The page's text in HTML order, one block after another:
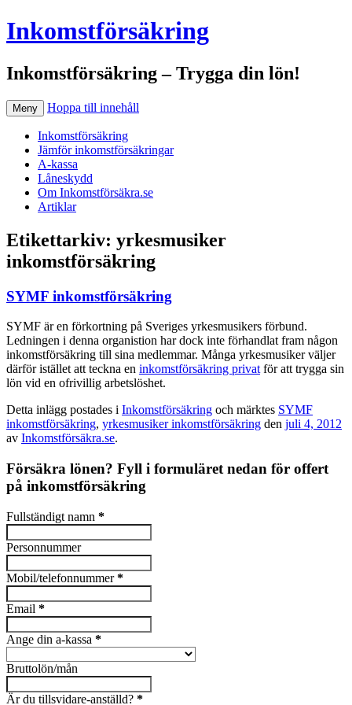
Inkomstförsäkring
Inkomstförsäkring – Trygga din lön!
Meny Hoppa till innehåll
Inkomstförsäkring
Jämför inkomstförsäkringar
A-kassa
Låneskydd
Om Inkomstförsäkra.se
Artiklar
Etikettarkiv: yrkesmusiker
inkomstförsäkring
SYMF inkomstförsäkring
SYMF är en förkortning på Sveriges yrkesmusikers förbund.
Ledningen i denna organistion har dock inte förhandlat fram någon
inkomstförsäkring till sina medlemmar. Många yrkesmusiker väljer
därför istället att teckna en inkomstförsäkring privat för att trygga sin
lön vid en ofrivillig arbetslöshet.
Detta inlägg postades i Inkomstförsäkring och märktes SYMF
inkomstförsäkring, yrkesmusiker inkomstförsäkring den juli 4, 2012
av Inkomstförsäkra.se.
Försäkra lönen? Fyll i formuläret nedan för offert
på inkomstförsäkring
Fullständigt namn *
Personnummer
Mobil/telefonnummer*
Email *
Ange din a-kassa *
Bruttolön/mån
Är du tillsvidare-anställd? *